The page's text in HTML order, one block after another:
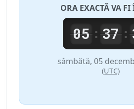
ORA EXACTĂ VA FI
05: 37:
sâmbătă, 05
(UTC)